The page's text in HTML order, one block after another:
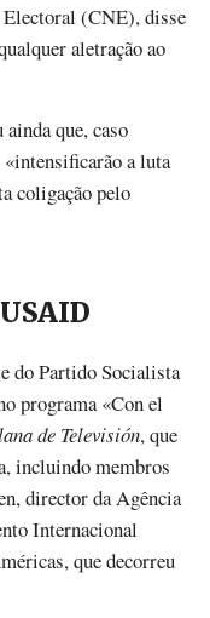
(CNE), disse
aletração ao
que, caso
a luta
coligação pelo
do Partido Socialista
programa «Con el
de Televisión, que
incluindo membros
director da Agência
Internacional
que decorreu